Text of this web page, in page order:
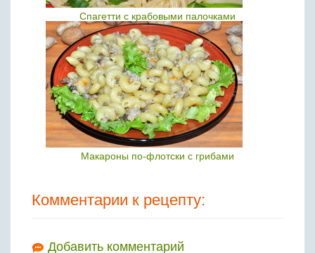
Спагетти с крабовыми палочками
Макароны по-флотски с грибами
Комментарии к рецепту:
Добавить комментарий